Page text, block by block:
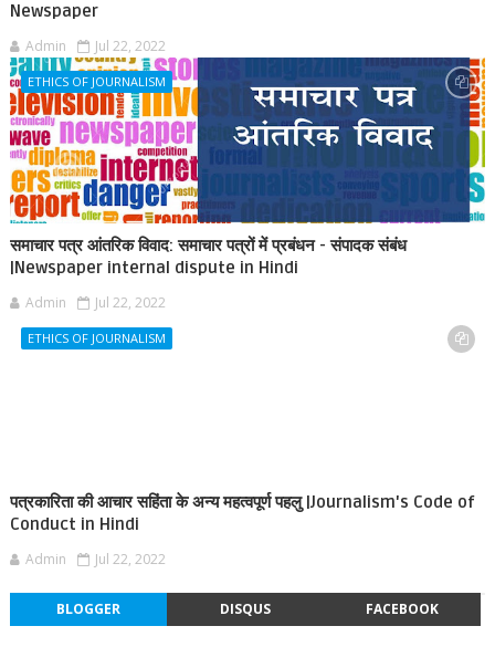
Newspaper
Admin Jul 22, 2022
ETHICS OF JOURNALISM
समाचार पत्र आंतरिक विवाद: समाचार पत्रों में प्रबंधन - संपादक संबंध
|Newspaper internal dispute in Hindi
Admin Jul 22, 2022
ETHICS OF JOURNALISM
पत्रकारिता की आचार सहिंता के अन्य महत्वपूर्ण पहलु |Journalism's Code of
Conduct in Hindi
Admin Jul 22, 2022
BLOGGER DISQUS FACEBOOK